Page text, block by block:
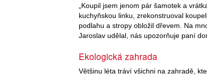
„Koupil jsem jenom pár šamotek a
kuchyňskou linku, zrekonstruoval
podlahu a stropy obložil dřevem. Na
Jaroslav udělal, nás upozorňuje paní
Ekologická zahrada
Většinu léta tráví všichni na zahradě,